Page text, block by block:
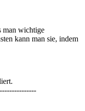
man wichtige
kann man sie, indem